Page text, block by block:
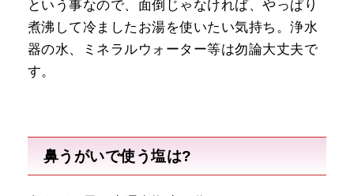
という事なので、面倒じゃなければ、やっぱり
煮沸して冷ましたお湯を使いたい気持ち。浄水
器の水、ミネラルウォーター等は勿論大丈夫で
す。
鼻うがいで使う塩は?